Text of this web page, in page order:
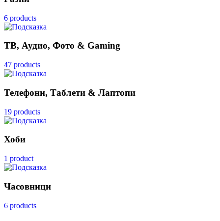
6 products
ТВ, Аудио, Фото & Gaming
47 products
Телефони, Таблети & Лаптопи
19 products
Хоби
1 product
Часовници
6 products